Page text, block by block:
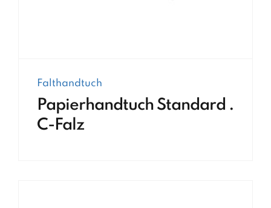
Falthandtuch
Papierhandtuch Standard .
C-Falz